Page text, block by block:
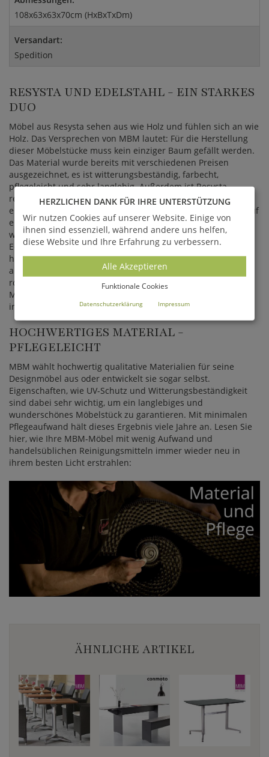
108x63x63x70cm (HxBxTxDm)
Versandart:
Spedition
RESYSTA UND EDELSTAHL - EIN STARKES
DUO
Möbel aus Resysta sehen aus wie Holz und fühlen sich an wie
Holz. Das Versprechen von MBM lautet: Für die Herstellung
dieser Möbelstücke muss kein einziger Baum gefällt werden.
Das Material wurde bereits mit verschiedenen Preisen
ausgezeichnet, es ist witterungsbeständig, farbecht,
pflegeleicht und sehr langlebig. Außerdem ist Resysta
recycelbar, kann also nach der Verwendung zerkleinert und
erneut verwendet werden, wodurch ein unendlicher Kreislauf
entsteht. Zu 60 Prozent besteht das Material aus Reishülsen,
welche Reststoffe der Lebensmittelindustrie sind. Die
Edelstahlrahmen dieser Tische sind aus Material von
höchster Güteklasse, die in Handarbeit bearbeitet und
anschließend veredelt werden. Der Edelstahltisch ist leicht
rostfest und witterungsbeständig. Sie erhalten ein
Möbelstück, welches 365 Tage im Jahr einen guten Eindruck
in Ihrem Garten hinterlässt.
HOCHWERTIGES MATERIAL -
PFLEGELEICHT
MBM wählt hochwertig qualitative Materialien für seine
Designmöbel aus oder entwickelt sie sogar selbst.
Eigenschaften, wie UV-Schutz und Witterungsbeständigkeit
sind dabei sehr wichtig, um ein langlebiges und
wunderschönes Möbelstück zu garantieren. Mit minimalen
Pflegeaufwand hält dieses Ergebnis viele Jahre an. Lesen Sie
hier, wie Ihre MBM-Möbel mit wenig Aufwand und
handelsüblichen Reinigungsmitteln immer wieder neu in
ihrem besten Licht erstrahlen:
ÄHNLICHE ARTIKEL
HERZLICHEN DANK FÜR IHRE UNTERSTÜTZUNG
Wir nutzen Cookies auf unserer Website. Einige von
ihnen sind essenziell, während andere uns helfen,
diese Website und Ihre Erfahrung zu verbessern.
Alle Akzeptieren
Funktionale Cookies
Datenschutzerklärung Impressum